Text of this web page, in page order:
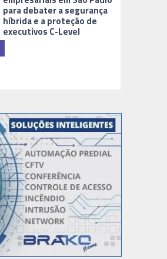
para debater a segurança
híbrida e a proteção de
executivos C-Level